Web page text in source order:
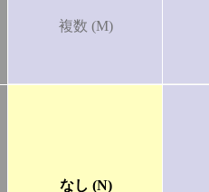
複数 (M)
なし (N)